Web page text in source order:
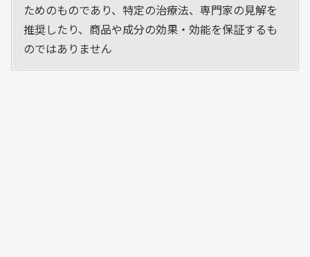
ためのものであり、特定の治療法、専門家の見解を
推奨したり、商品や成分の効果・効能を保証するも
のではありません